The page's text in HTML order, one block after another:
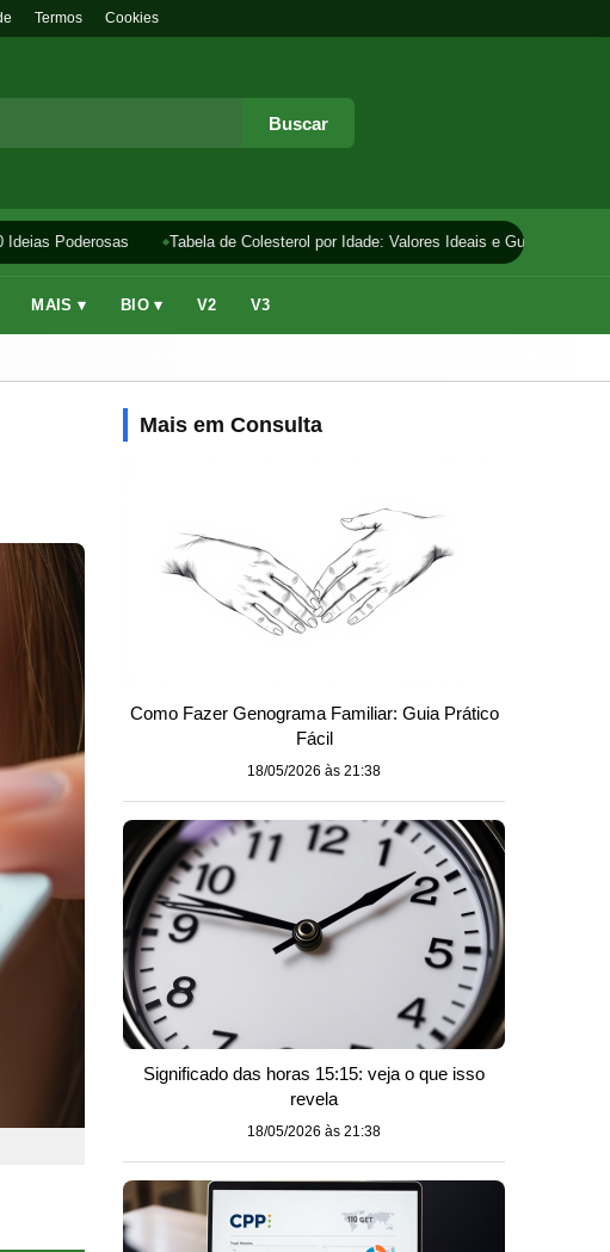
Termos Cookies
Buscar
Poderosas Tabela de Colesterol por Idade: Valores Ideais e Guia
MAIS ▾ BIO ▾ V2 V3
Mais em Consulta
Como Fazer Genograma Familiar: Guia Prático
Fácil
18/05/2026 às 21:38
Significado das horas 15:15: veja o que isso
revela
18/05/2026 às 21:38